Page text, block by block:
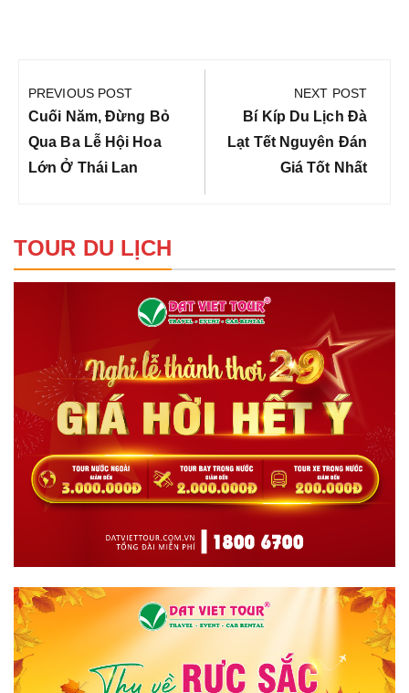
hướng
bài
viết
PREVIOUS POST
Previous
Post:
Cuối Năm, Đừng Bỏ
Qua Ba Lễ Hội Hoa
Lớn Ở Thái Lan
NEXT POST
Next
Post:
Bí Kíp Du Lịch Đà
Lạt Tết Nguyên Đán
Giá Tốt Nhất
TOUR DU LỊCH